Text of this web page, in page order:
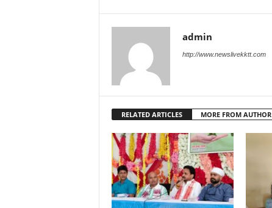
admin
http://www.newslivekktt.com
RELATED ARTICLES MORE FROM AUTHOR